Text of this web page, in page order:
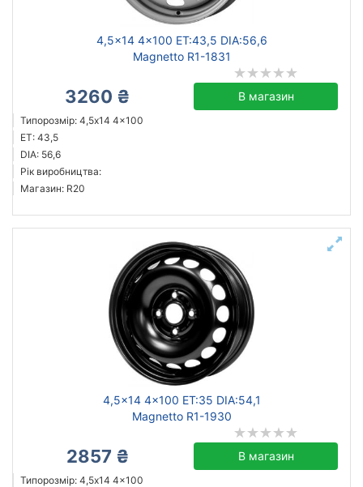
4,5x14 4x100 ET:43,5 DIA:56,6
Magnetto R1-1831
3260 ₴ В магазин
Типорозмір: 4,5x14 4x100
ET: 43,5
DIA: 56,6
Рік виробництва:
Магазин: R20
4,5x14 4x100 ET:35 DIA:54,1
Magnetto R1-1930
2857 ₴ В магазин
Типорозмір: 4,5x14 4x100